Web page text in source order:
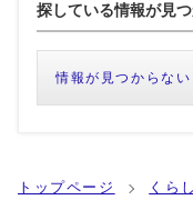
探している情報が見
情報が見つからない
トップページ くらし